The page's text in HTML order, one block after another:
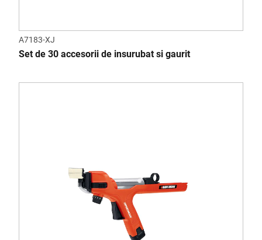
A7183-XJ
Set de 30 accesorii de insurubat si gaurit